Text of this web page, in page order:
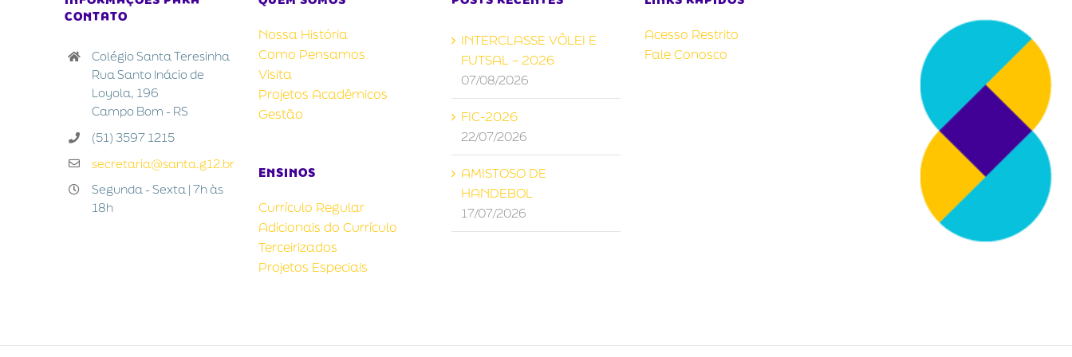
CONTATO
Colégio Santa Teresinha
Rua Santo Inácio de
Loyola, 196
Campo Bom - RS
(51) 3597 1215
secretaria@santa.g12.br
Segunda - Sexta | 7h às
18h
Nossa História
Como Pensamos
Visita
Projetos Acadêmicos
Gestão
ENSINOS
Currículo Regular
Adicionais do Currículo
Terceirizados
Projetos Especiais
INTERCLASSE VÔLEI E
FUTSAL – 2026
07/08/2026
FIC-2026
22/07/2026
AMISTOSO DE
HANDEBOL
17/07/2026
Acesso Restrito
Fale Conosco